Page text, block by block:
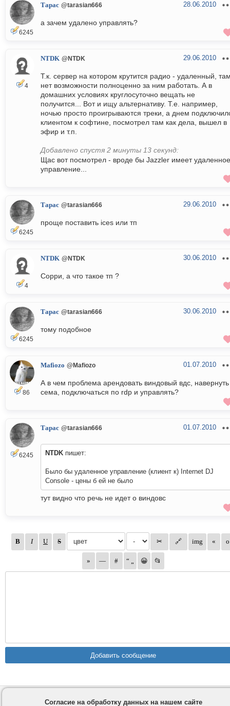
6245
Тарас @tarasian666 28.06.2010
а зачем удалено управлять?
4
NTDK @NTDK 29.06.2010
Т.к. сервер на котором крутится радио - удаленный,
нет возможности полноценно за ним работать. А в
домашних условиях круглосуточно вещать не
получится... Вот и ищу альтернативу. Т.е. например,
ночью просто проигрываются треки, а днем
клиентом к софтине, посмотрел там как дела, вышел в
эфир и т.п.
Добавлено спустя 2 минуты 13 секунд:
Щас вот посмотрел - вроде бы Jazzler имеет удаленное
управление...
6245
Тарас @tarasian666 29.06.2010
проще поставить ices или тп
4
NTDK @NTDK 30.06.2010
Сорри, а что такое тп ?
6245
Тарас @tarasian666 30.06.2010
тому подобное
86
Mafiozo @Mafiozo 01.07.2010
А в чем проблема арендовать виндовый вдс, навернуть
сема, подключаться по rdp и управлять?
6245
Тарас @tarasian666 01.07.2010
NTDK пишет:
Было бы удаленное управление (клиент к) Internet DJ
Console - цены б ей не было
тут видно что речь не идет о виндовс
КонтактыСогласие на обработку данных на нашем сайте